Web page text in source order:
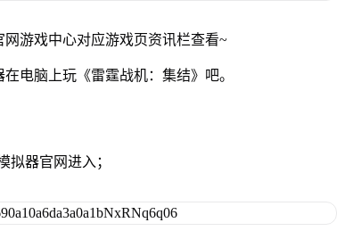
游戏中心对应游戏页资讯栏查看~
电脑上玩《雷霆战机：集结》吧。
拟器官网进入；